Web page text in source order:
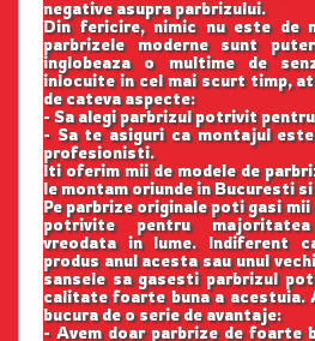
negative asupra parbrizului.
Din fericire, nimic nu este de
parbrizele moderne sunt
inglobeaza o multime de
inlocuite in cel mai scurt timp,
de cateva aspecte:
- Sa alegi parbrizul potrivit
- Sa te asiguri ca montajul
profesionisti.
Iti oferim mii de modele de
le montam oriunde in Bucuresti
Pe parbrize originale poti gasi mii
potrivite pentru
vreodata in lume. Indiferent
produs anul acesta sau unul
sansele sa gasesti parbrizul
calitate foarte buna a acestuia.
bucura de o serie de avantaje:
- Avem doar parbrize de foarte